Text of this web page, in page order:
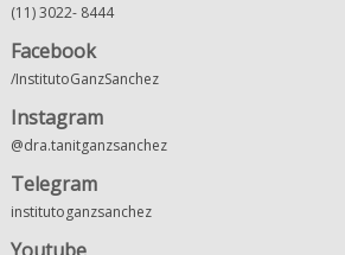
(11) 3022- 8444
Facebook
/InstitutoGanzSanchez
Instagram
@dra.tanitganzsanchez
Telegram
institutoganzsanchez